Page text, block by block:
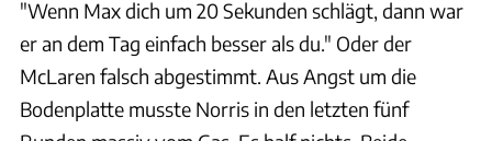
"Wenn Max dich um 20 Sekunden schlägt, dann war
er an dem Tag einfach besser als du." Oder der
McLaren falsch abgestimmt. Aus Angst um die
Bodenplatte musste Norris in den letzten fünf